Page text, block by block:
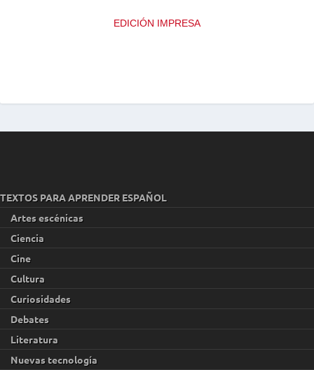
EDICIÓN IMPRESA
TEXTOS PARA APRENDER ESPAÑOL
Artes escénicas
Ciencia
Cine
Cultura
Curiosidades
Debates
Literatura
Nuevas tecnología